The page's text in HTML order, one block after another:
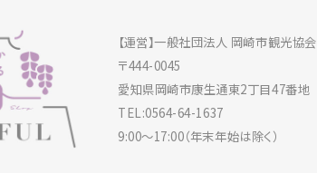
【運営】一般社団法人 岡崎市観光協会
〒444-0045
愛知県岡崎市康生通東2丁目47番地
TEL:0564-64-1637
9:00～17:00（年末年始は除く）